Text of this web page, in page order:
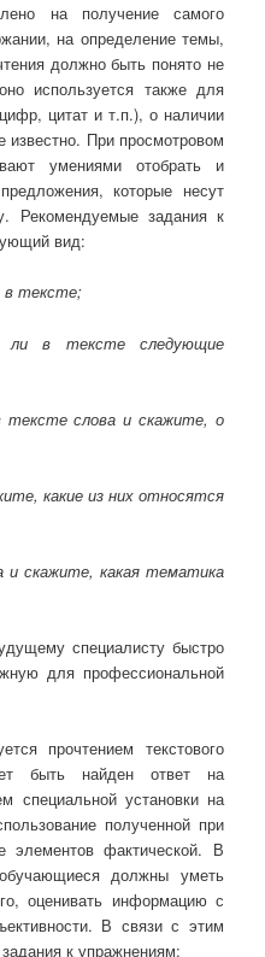
на получение самого
на определение темы,
должно быть понято не
используется также для
цитат и т.п.), о наличии
При просмотровом
умениями отобрать и
которые несут
Рекомендуемые задания к
вид:
в тексте;
ли в тексте следующие
слова и скажите, о
какие из них относятся
и скажите, какая тематика
специалисту быстро
для профессиональной
прочтением текстового
быть найден ответ на
специальной установки на
полученной при
элементов фактической. В
должны уметь
оценивать информацию с
В связи с этим
к упражнениям: